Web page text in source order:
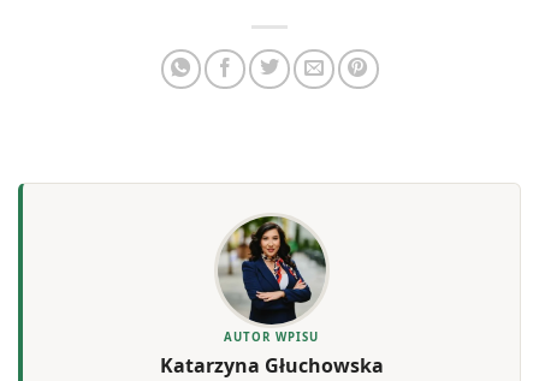
AUTOR WPISU
Katarzyna Głuchowska